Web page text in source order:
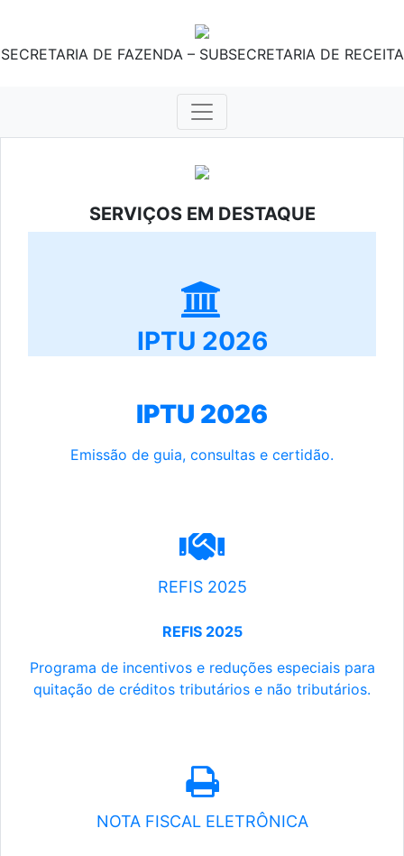
SECRETARIA DE FAZENDA – SUBSECRETARIA DE RECEITA
SERVIÇOS EM DESTAQUE
IPTU 2026
IPTU 2026
Emissão de guia, consultas e certidão.
REFIS 2025
REFIS 2025
Programa de incentivos e reduções especiais para
quitação de créditos tributários e não tributários.
NOTA FISCAL ELETRÔNICA